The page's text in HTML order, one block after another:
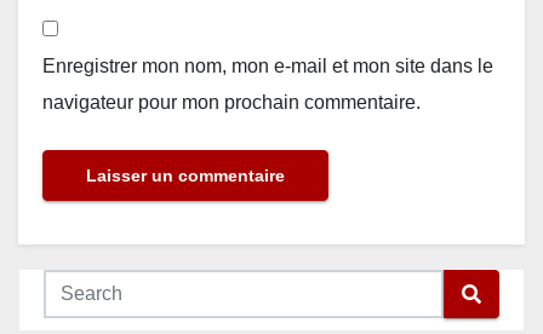
Enregistrer mon nom, mon e-mail et mon site dans le
navigateur pour mon prochain commentaire.